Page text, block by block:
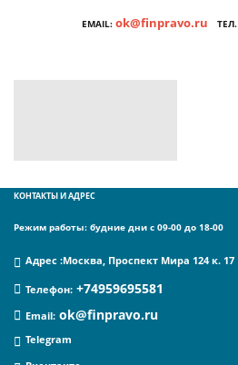
EMAIL: ok@finpravo.ru ТЕЛ.
КОНТАКТЫ И АДРЕС
Режим работы: будние дни с 09-00 до 18-00
Адрес :Москва, Проспект Мира 124 к. 17
Телефон: +74959695581
Email: ok@finpravo.ru
Telegram